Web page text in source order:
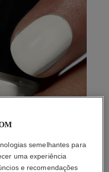
semelhantes para
uma experiência
e recomendações